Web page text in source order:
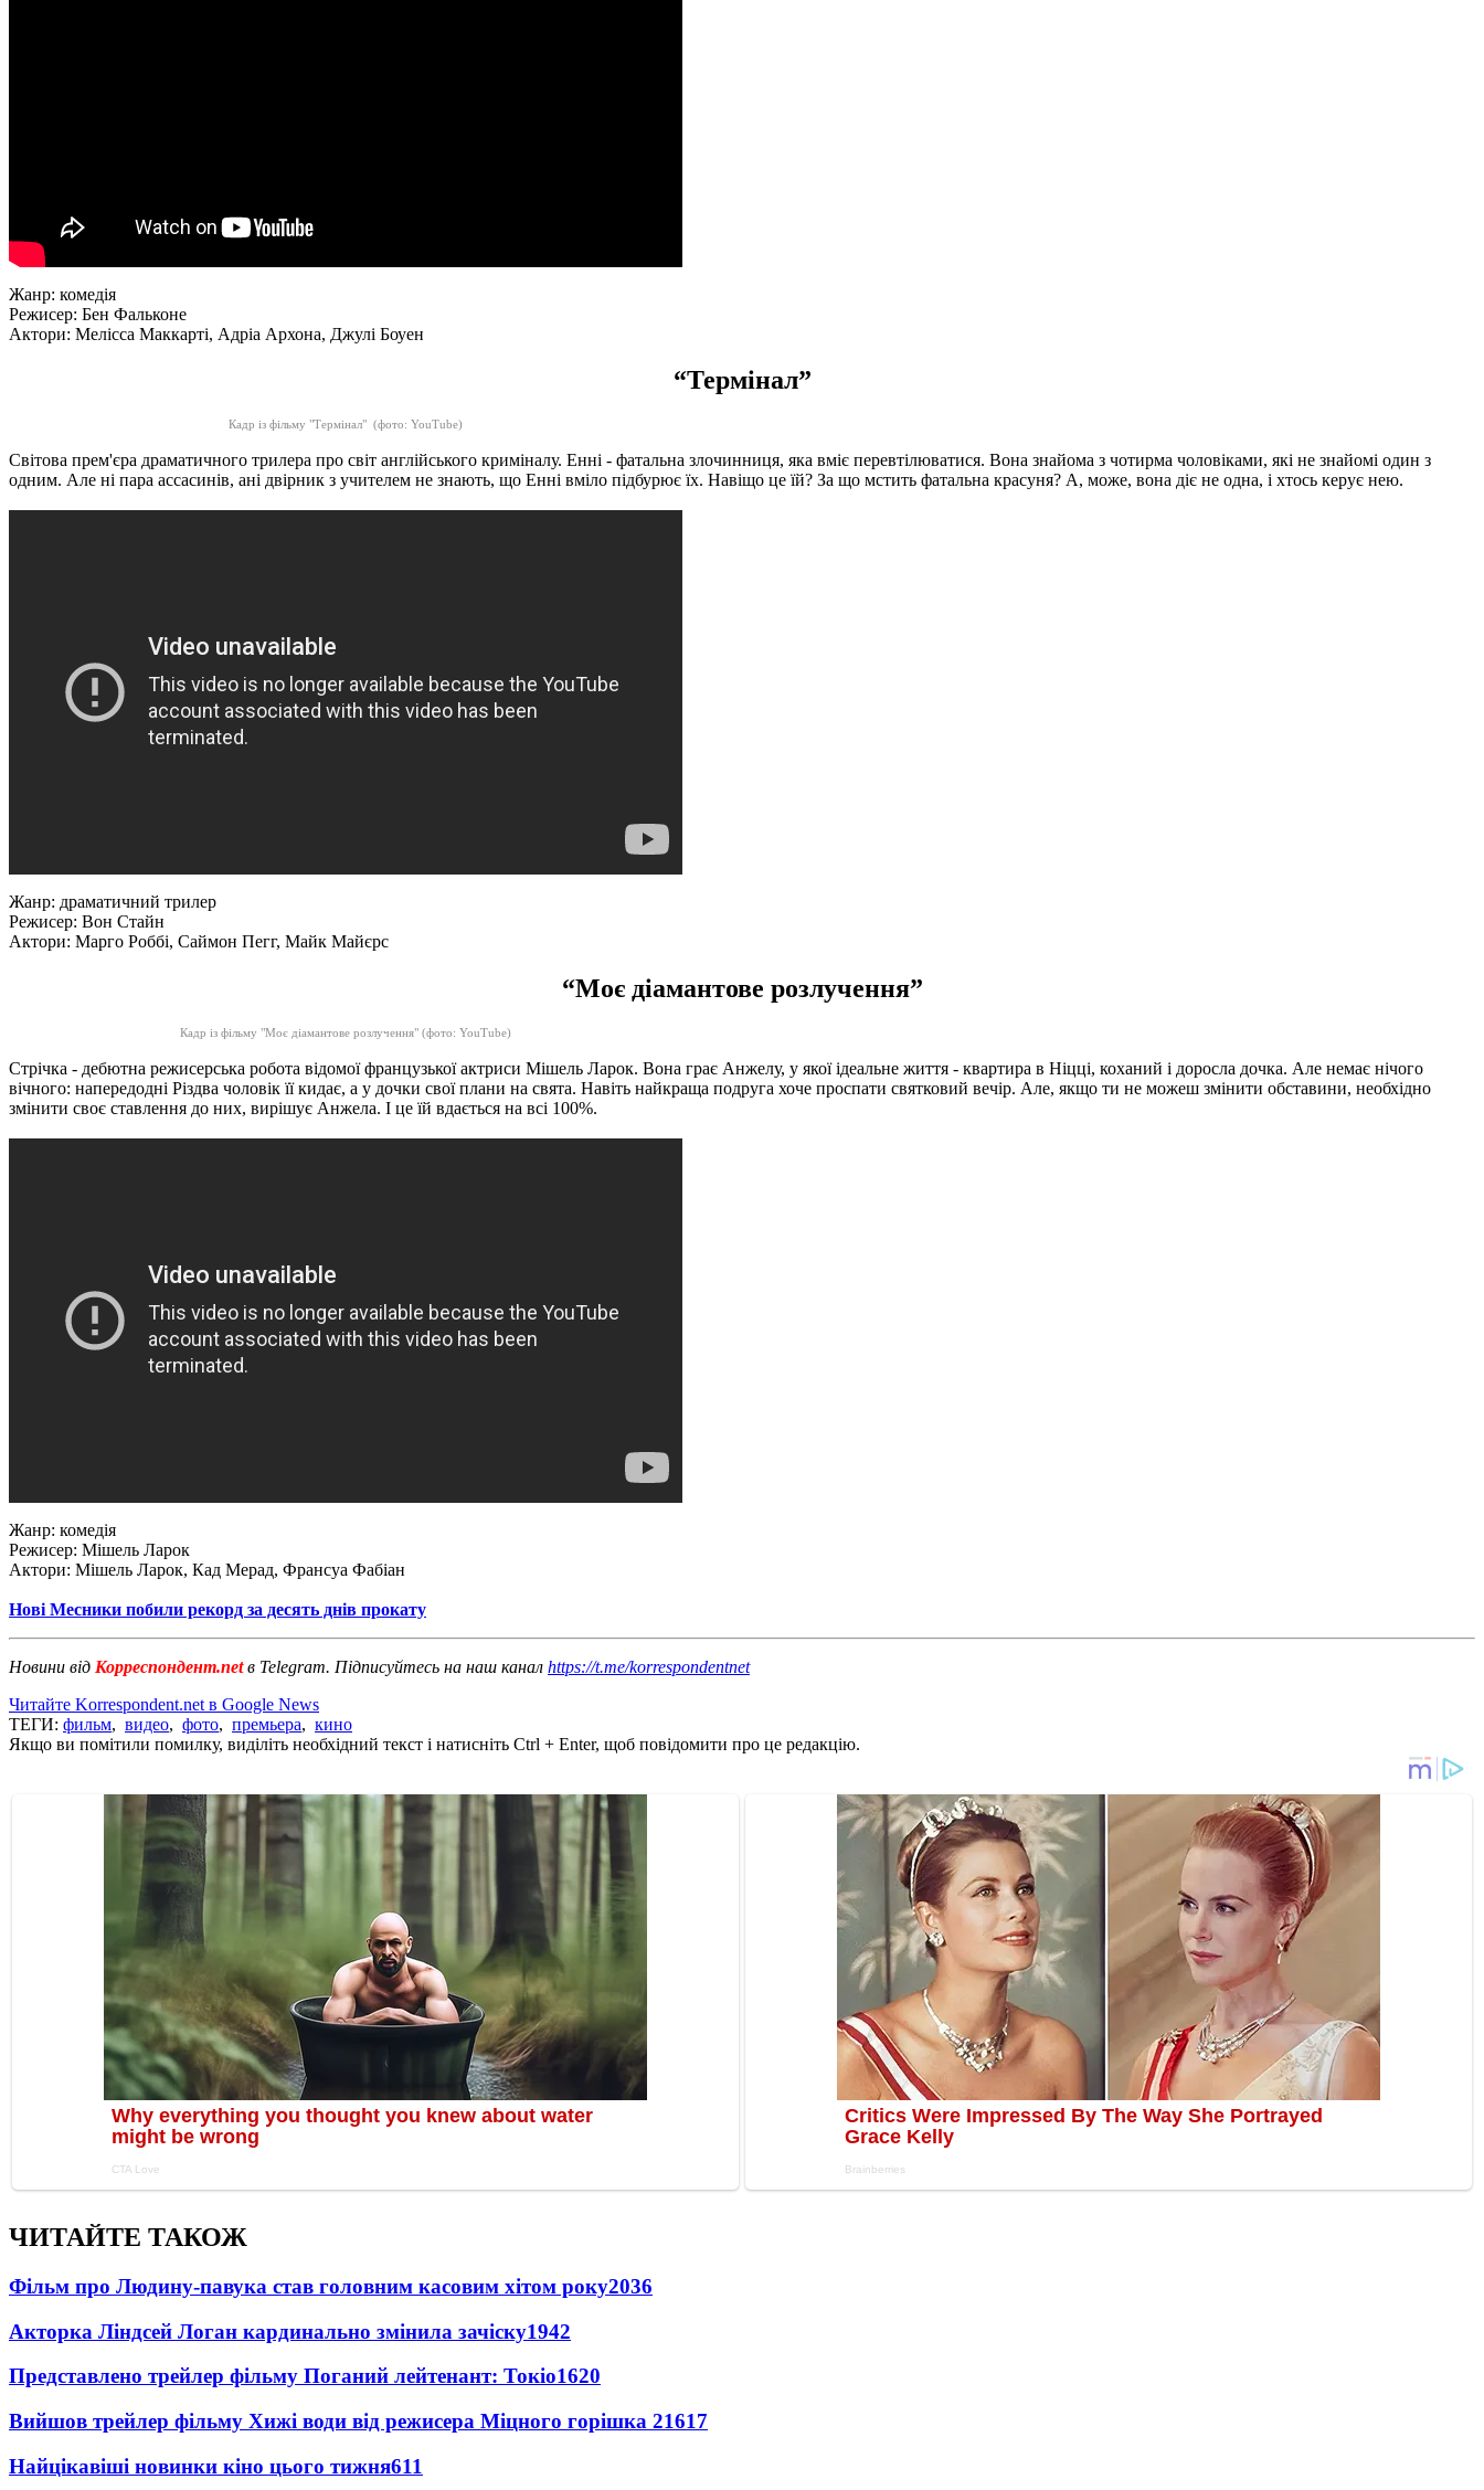
Жанр: комедія
Режисер: Бен Фальконе
Актори: Мелісса Маккарті, Адріа Архона, Джулі Боуен
“Термінал”
Кадр із фільму "Термінал" (фото: YouTube)
Світова прем'єра драматичного трилера про світ англійського криміналу. Енні - фатальна злочинниця, яка вміє перевтілюватися. Вона знайома з чотирма чоловіками, які не знайомі один з
одним. Але ні пара ассасинів, ані двірник з учителем не знають, що Енні вміло підбурює їх. Навіщо це їй? За що мстить фатальна красуня? А, може, вона діє не одна, і хтось керує нею.
Жанр: драматичний трилер
Режисер: Вон Стайн
Актори: Марго Роббі, Саймон Пегг, Майк Майєрс
“Моє діамантове розлучення”
Кадр із фільму "Моє діамантове розлучення" (фото: YouTube)
Стрічка - дебютна режисерська робота відомої французької актриси Мішель Ларок. Вона грає Анжелу, у якої ідеальне життя - квартира в Ніцці, коханий і доросла дочка. Але немає нічого
вічного: напередодні Різдва чоловік її кидає, а у дочки свої плани на свята. Навіть найкраща подруга хоче проспати святковий вечір. Але, якщо ти не можеш змінити обставини, необхідно
змінити своє ставлення до них, вирішує Анжела. І це їй вдається на всі 100%.
Жанр: комедія
Режисер: Мішель Ларок
Актори: Мішель Ларок, Кад Мерад, Франсуа Фабіан
Нові Месники побили рекорд за десять днів прокату
Новини від Корреспондент.netв Telegram. Підписуйтесь на наш канал https://t.me/korrespondentnet
Читайте Korrespondent.net в Google News
ТЕГИ: фильм, видео, фото, премьера, кино
Якщо ви помітили помилку, виділіть необхідний текст і натисніть Ctrl + Enter, щоб повідомити про це редакцію.
ЧИТАЙТЕ ТАКОЖ
Фільм про Людину-павука став головним касовим хітом року2036
Акторка Ліндсей Логан кардинально змінила зачіску1942
Представлено трейлер фільму Поганий лейтенант: Токіо1620
Вийшов трейлер фільму Хижі води від режисера Міцного горішка 21617
Найцікавіші новинки кіно цього тижня611